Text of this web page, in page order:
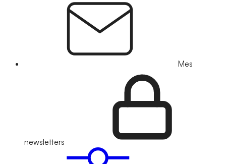
Mes
newsletters